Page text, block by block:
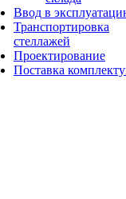
Ввод в
Транспортировка
стеллажей
Проектирование
Поставка